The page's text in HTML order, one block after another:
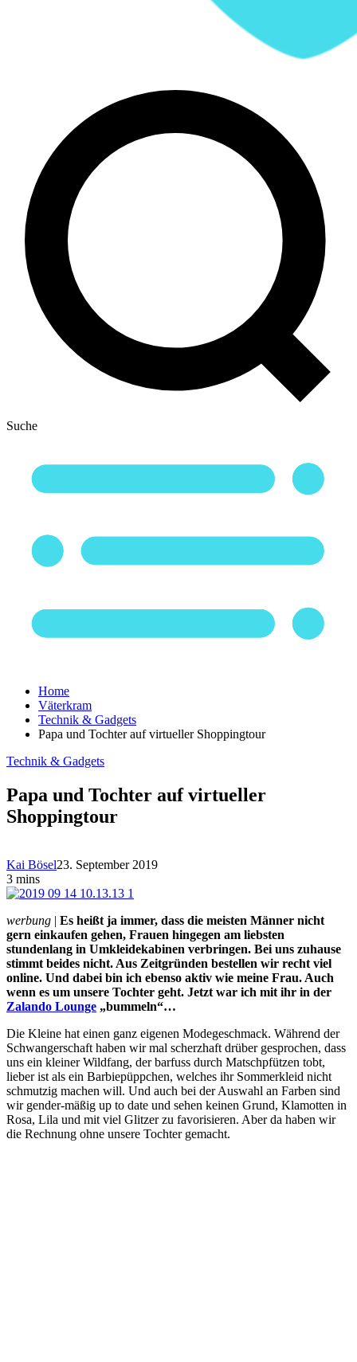
Suche
Home
Väterkram
Technik & Gadgets
Papa und Tochter auf virtueller Shoppingtour
Technik & Gadgets
Papa und Tochter auf virtueller
Shoppingtour
Kai Bösel23. September 2019
3 mins
werbung | Es heißt ja immer, dass die meisten Männer nicht
gern einkaufen gehen, Frauen hingegen am liebsten
stundenlang in Umkleidekabinen verbringen. Bei uns zuhause
stimmt beides nicht. Aus Zeitgründen bestellen wir recht viel
online. Und dabei bin ich ebenso aktiv wie meine Frau. Auch
wenn es um unsere Tochter geht. Jetzt war ich mit ihr in der
Zalando Lounge „bummeln“…
Die Kleine hat einen ganz eigenen Modegeschmack. Während der
Schwangerschaft haben wir mal scherzhaft drüber gesprochen, dass
uns ein kleiner Wildfang, der barfuss durch Matschpfützen tobt,
lieber ist als ein Barbiepüppchen, welches ihr Sommerkleid nicht
schmutzig machen will. Und auch bei der Auswahl an Farben sind
wir gender-mäßig up to date und sehen keinen Grund, Klamotten in
Rosa, Lila und mit viel Glitzer zu favorisieren. Aber da haben wir
die Rechnung ohne unsere Tochter gemacht.